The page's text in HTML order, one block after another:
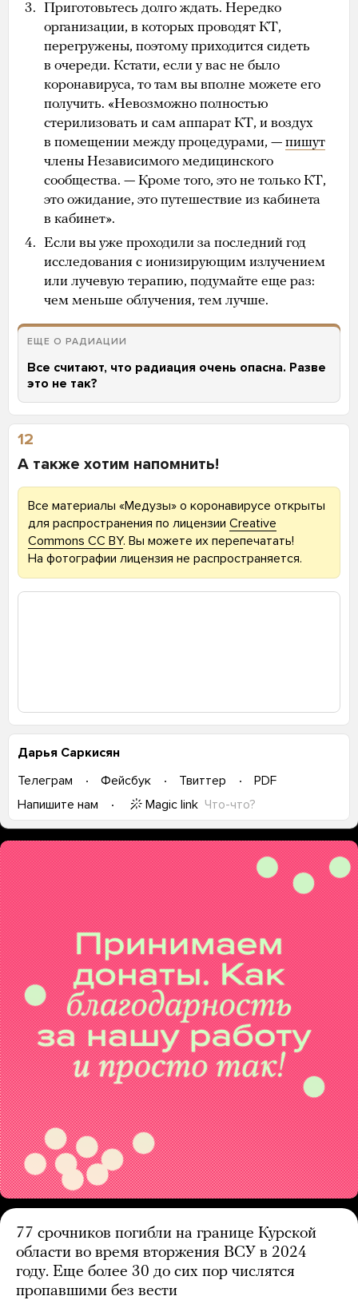
Приготовьтесь долго ждать. Нередко
организации, в которых проводят КТ,
перегружены, поэтому приходится сидеть
в очереди. Кстати, если у вас не было
коронавируса, то там вы вполне можете его
получить. «Невозможно полностью
стерилизовать и сам аппарат КТ, и воздух
в помещении между процедурами, — пишут
члены Независимого медицинского
сообщества. — Кроме того, это не только КТ,
это ожидание, это путешествие из кабинета
в кабинет».
Если вы уже проходили за последний год
исследования с ионизирующим излучением
или лучевую терапию, подумайте еще раз:
чем меньше облучения, тем лучше.
ЕЩЕ О РАДИАЦИИ
Все считают, что радиация очень опасна. Разве
это не так?
12
А также хотим напомнить!
Все материалы «Медузы» о коронавирусе открыты
для распространения по лицензии Creative
Commons CC BY. Вы можете их перепечатать!
На фотографии лицензия не распространяется.
Дарья Саркисян
Телеграм
Фейсбук Твиттер
PDF
Напишите нам
Magic link Что-что?
77 срочников погибли на границе Курской
области во время вторжения ВСУ в 2024
году. Еще более 30 до сих пор числятся
пропавшими без вести